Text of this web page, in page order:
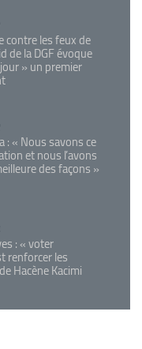
contre les feux de
de la DGF évoque
» un premier
: « Nous savons ce
et nous l’avons
des façons »
: « voter
renforcer les
Hacène Kacimi